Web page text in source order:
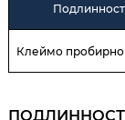
Клеймо